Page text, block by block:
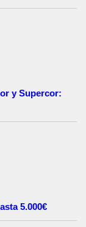
y Supercor:
5.000€